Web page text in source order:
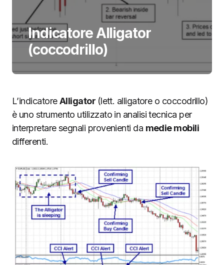
Indicatore Alligator
(coccodrillo)
L’indicatoreAlligator (lett. alligatore o coccodrillo)
è uno strumento utilizzato in analisi tecnica per
interpretare segnali provenienti da medie mobili
differenti.